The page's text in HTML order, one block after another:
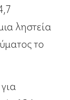
ληστεία
το